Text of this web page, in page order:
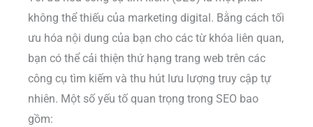
không thể thiếu của marketing digital. Bằng cách tối
ưu hóa nội dung của bạn cho các từ khóa liên quan,
bạn có thể cải thiện thứ hạng trang web trên các
công cụ tìm kiếm và thu hút lưu lượng truy cập tự
nhiên. Một số yếu tố quan trọng trong SEO bao
gồm: